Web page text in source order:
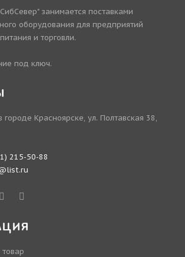
занимается поставками
оборудования для предприятий
и торговли.
под ключ.
Красноярске, ул. Полтавская 38,
215-50-88
товар